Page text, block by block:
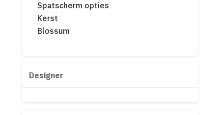
Spatscherm opties
Kerst
Blossum
Designer